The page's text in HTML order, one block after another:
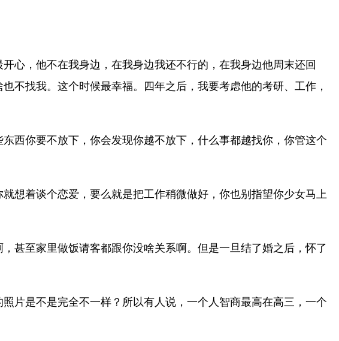
心，他不在我身边，在我身边我还不行的，在我身边他周末还回
不找我。这个时候最幸福。四年之后，我要考虑他的考研、工作，
西你要不放下，你会发现你越不放下，什么事都越找你，你管这个
想着谈个恋爱，要么就是把工作稍微做好，你也别指望你少女马上
甚至家里做饭请客都跟你没啥关系啊。但是一旦结了婚之后，怀了
片是不是完全不一样？所以有人说，一个人智商最高在高三，一个